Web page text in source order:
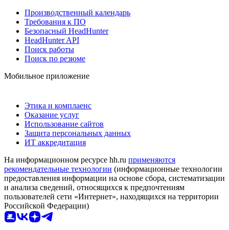
Производственный календарь
Требования к ПО
Безопасный HeadHunter
HeadHunter API
Поиск работы
Поиск по резюме
Мобильное приложение
Этика и комплаенс
Оказание услуг
Использование сайтов
Защита персональных данных
ИТ аккредитация
На информационном ресурсе hh.ru применяются
рекомендательные технологии (информационные технологии
предоставления информации на основе сбора, систематизации
и анализа сведений, относящихся к предпочтениям
пользователей сети «Интернет», находящихся на территории
Российской Федерации)